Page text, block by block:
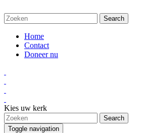
Home
Contact
Doneer nu
Kies uw kerk
Toggle navigation